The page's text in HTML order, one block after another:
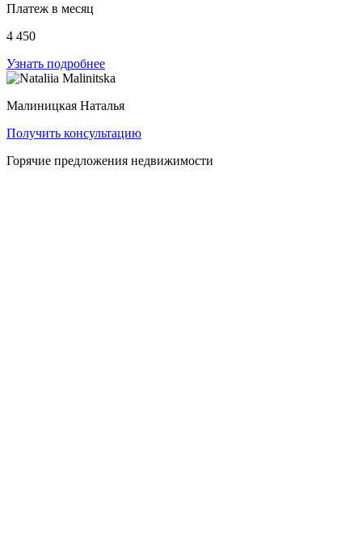
Платеж в месяц
4 450
Узнать подробнее
Малиницкая Наталья
Получить консультацию
Горячие предложения недвижимости